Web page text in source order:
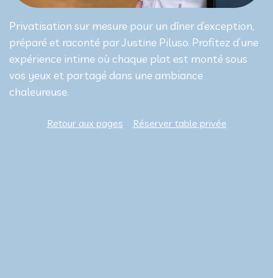
Privatisation sur mesure pour un dîner d’exception,
préparé et raconté par Justine Piluso. Profitez d’une
expérience intime où chaque plat est monté sous
vos yeux et partagé dans une ambiance
chaleureuse.
Retour aux pages Réserver table privée